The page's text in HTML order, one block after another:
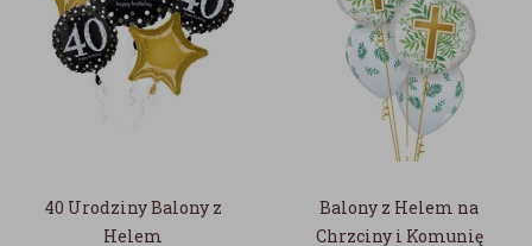
40 Urodziny Balony z
Helem
Balony z Helem na
Chrzciny i Komunię